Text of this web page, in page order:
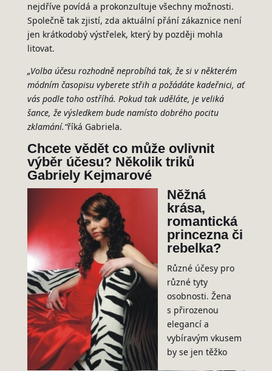
nejdříve povídá a prokonzultuje všechny možnosti.
Společně tak zjistí, zda aktuální přání zákaznice není
jen krátkodobý výstřelek, který by později mohla
litovat.
„Volba účesu rozhodně neprobíhá tak, že si v některém
módním časopisu vyberete střih a požádáte kadeřnici, ať
vás podle toho ostříhá. Pokud tak uděláte, je veliká
šance, že výsledkem bude namísto dobrého pocitu
zklamání.“říká Gabriela.
Chcete vědět co může ovlivnit
výběr účesu? Několik triků
Gabriely Kejmarové
Něžná
krása,
romantická
princezna či
rebelka?
Různé účesy pro
různé tyty
osobnosti. Žena
s přirozenou
elegancí a
vybíravým vkusem
by se jen těžko